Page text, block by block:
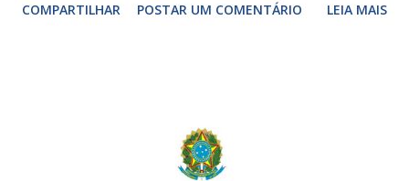
garantir o direito das crianças a uma educação integral e de
crianças de zero a 3 anos e 11 meses; – EMEIs - Escolas
Municipais de Educação Infantil, que atendem crianças de 4
COMPARTILHAR POSTAR UM COMENTÁRIO LEIA MAIS